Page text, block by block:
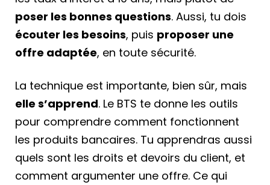
poser les bonnes questions. Aussi, tu dois
écouter les besoins, puis proposer une
offre adaptée, en toute sécurité.
La technique est importante, bien sûr, mais
elle s’apprend. Le BTS te donne les outils
pour comprendre comment fonctionnent
les produits bancaires. Tu apprendras aussi
quels sont les droits et devoirs du client, et
comment argumenter une offre. Ce qui